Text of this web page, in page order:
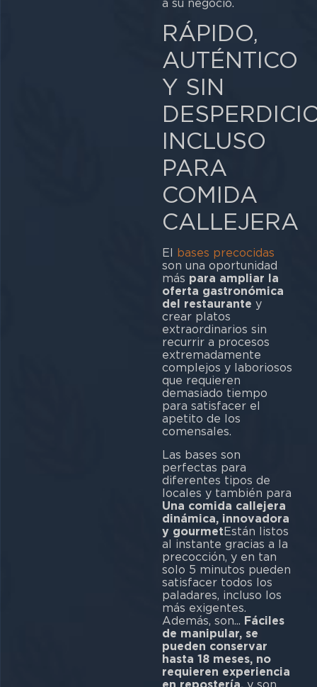
a su negocio.
RÁPIDO,
AUTÉNTICO
Y SIN
INCLUSO
PARA
COMIDA
CALLEJERA
El bases precocidas
son una oportunidad
más para ampliar la
oferta gastronómica
del restaurante y
crear platos
extraordinarios sin
recurrir a procesos
extremadamente
complejos y laboriosos
que requieren
demasiado tiempo
para satisfacer el
apetito de los
comensales.
Las bases son
perfectas para
diferentes tipos de
locales y también para
Una comida callejera
dinámica, innovadora
y gourmetEstán listos
al instante gracias a la
precocción, y en tan
solo 5 minutos pueden
satisfacer todos los
paladares, incluso los
más exigentes.
Además, son... Fáciles
de manipular, se
pueden conservar
hasta 18 meses, no
requieren experiencia
en repostería.y son